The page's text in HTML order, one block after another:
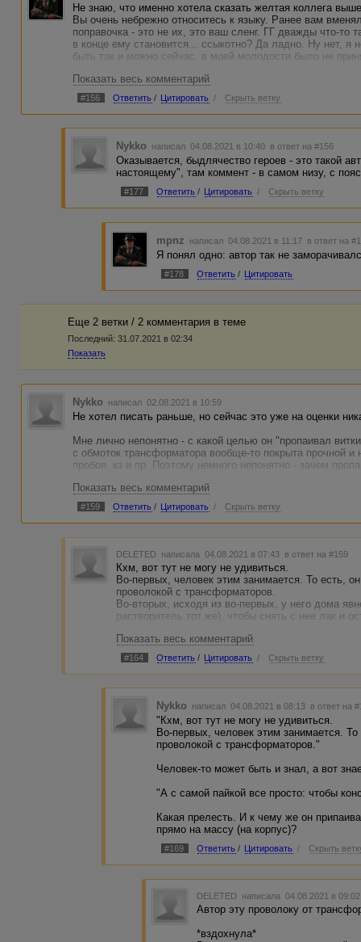
Не знаю, что именно хотела сказать желтая коллега
Вы очень небрежно относитесь к языку. Ранее вам
поправочка - это не их, это ваш сленг. ГГ дважды что-то
в конце ему становится... ссыкотно? Да ладно. Ну нет, я
быть так и можно сейчас, в моей молодости было не
Разумеется, минус.
Показать весь комментарий
#156 Ответить / Цитировать / Скрыть ветку
Nykko написал 04.08.2021 в 10:40 в ответ на #156
Оказывается, быдлячество героев - это такой
настоящему", там коммент - в самом низу, с
#177 Ответить / Цитировать / Скрыть ветку
mpnz написал 04.08.2021 в 11:17 в ответ на
Я понял одно: автор так не
#178 Ответить / Цитировать
Еще 2 ветки / 2 комментария в темe
Последний: 31.07.2021 в 02:34
Показать
Nykko написал 02.08.2021 в 10:59
Не хотел писать раньше, но сейчас это уже на оценки
Мне лично непонятно - с какой целью он "пропаивал
с обмоток трансформатора вообще-то покрыта прочной
пробоя, кз и пр. Поэтому немного непонятно - зачем
Показать весь комментарий
#159 Ответить / Цитировать / Скрыть ветку
DELETED написала 04.08.2021 в 07:43 в ответ на #159
Кхм, вот тут не могу не удивиться.
Во-первых, человек этим занимается. То есть,
проволокой с трансформаторов.
Во-вторых, исходя из во-первых, у него дома
растворитель тот же), чтобы снять с нее лак и
можно было, пока остальные запчасти искал. И
В-третьих... Вы реально предполагаете, что в
"пособия для начинающих мастеров
доскональный процесс.
А с самой пайкой все просто: чтобы конструкция
Показать весь комментарий
#164 Ответить / Цитировать / Скрыть ветку
Nykko написал 04.08.2021 в 08:13 в ответ на
"Кхм, вот тут не могу не удивиться.
Во-первых, человек этим занимается.
проволокой с трансформаторов."
Человек-то может быть и знал, а вот
"А с самой пайкой все просто: чтобы
Какая прелесть. И к чему же он
прямо на массу (на корпус)?
#169 Ответить / Цитировать / Скрыть
DELETED написала 04.08.2021 в
Автор эту проволоку от
*вздохнула*